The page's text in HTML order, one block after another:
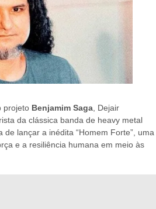
projeto Benjamim Saga , Dejair
da clássica banda de heavy metal
de lançar a inédita “Homem Forte”, uma
e a resiliência humana em meio às